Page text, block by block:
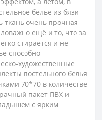
белье из бязи
ткань очень прочная
ещё и то, что за
стирается и не
способно
художественные
постельного белья
70*70 в количестве
пакет ПВХ и
с ярким